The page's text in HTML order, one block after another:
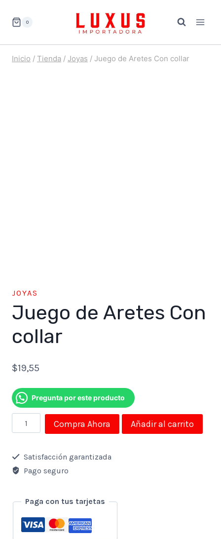
0
Inicio / Tienda / Joyas / Juego de Aretes Con collar
JOYAS
Juego de Aretes Con
collar
$19,55
Pregunta por este producto
Juego
de
Aretes
Con
cantidad
Compra Ahora Añadir al carrito
Satisfacción garantizada
Pago seguro
Paga con tus tarjetas